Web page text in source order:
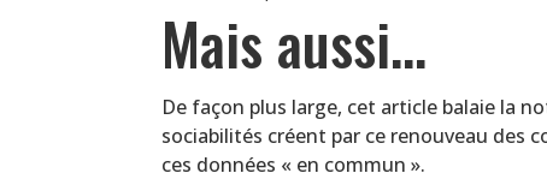
Mais aussi…
De façon plus large, cet article balaie la
sociabilités créent par ce renouveau des
ces données « en commun ».